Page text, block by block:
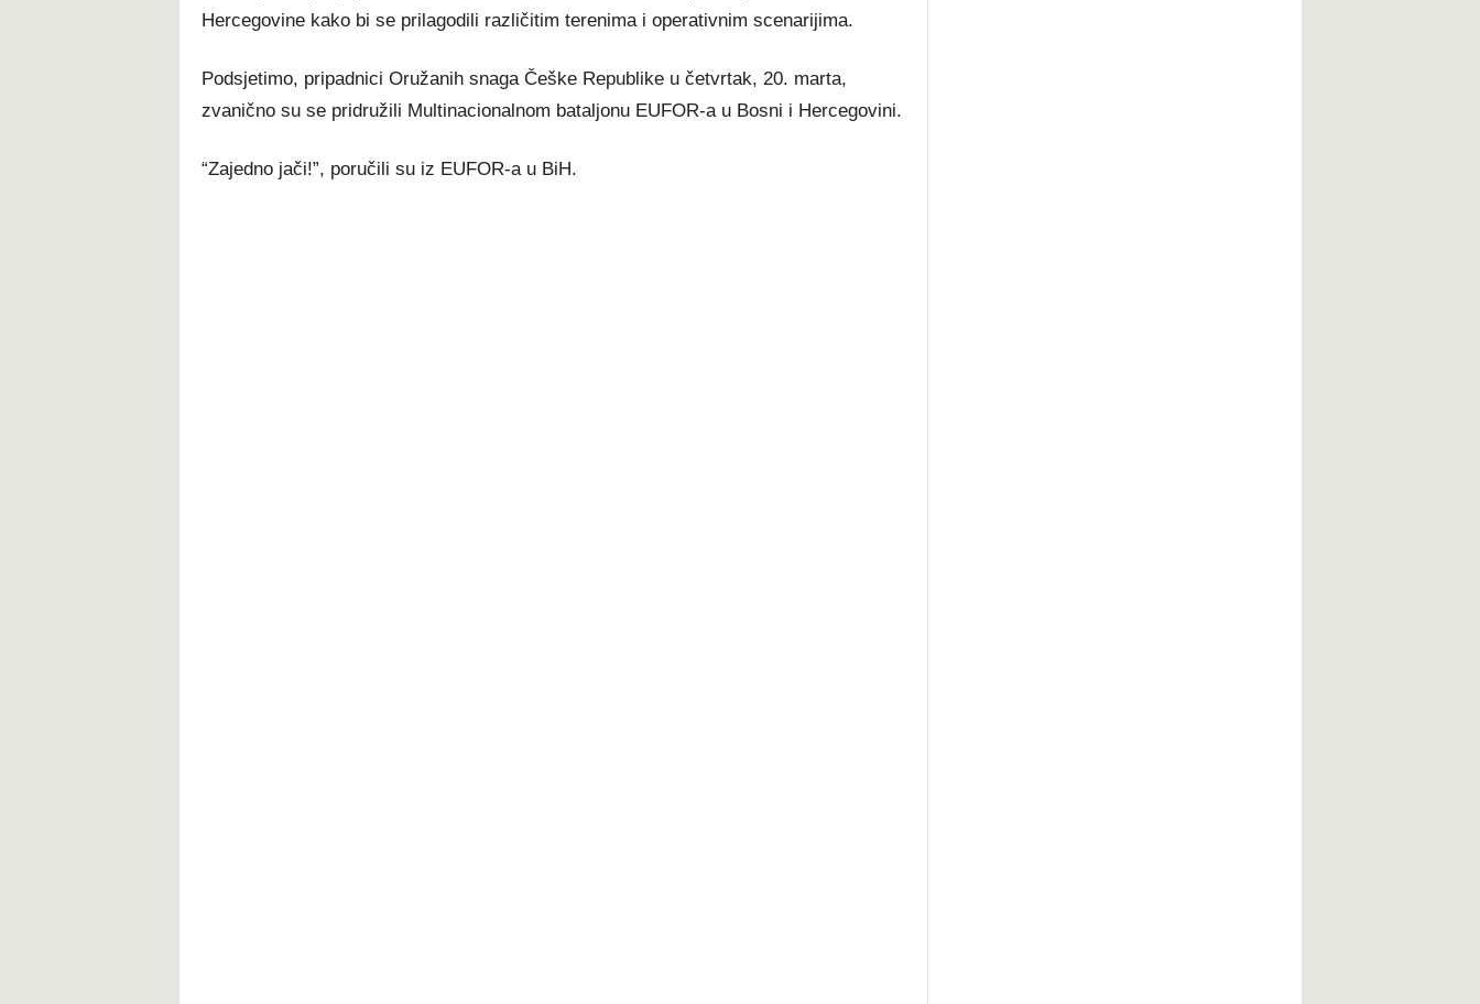
Hercegovine kako bi se prilagodili različitim terenima i operativnim scenarijima.
Podsjetimo, pripadnici Oružanih snaga Češke Republike u četvrtak, 20. marta,
zvanično su se pridružili Multinacionalnom bataljonu EUFOR-a u Bosni i Hercegovini.
“Zajedno jači!”, poručili su iz EUFOR-a u BiH.